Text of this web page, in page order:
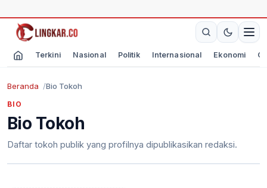
Terkini Nasional Politik Internasional Ekonomi
Beranda Bio Tokoh
BIO
Bio Tokoh
Daftar tokoh publik yang profilnya dipublikasikan redaksi.